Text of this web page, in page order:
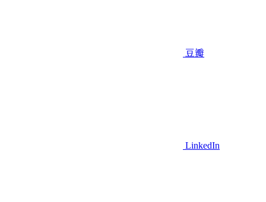
豆瓣
LinkedIn